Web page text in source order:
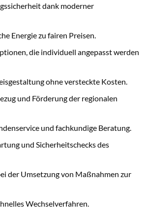
dank moderner
Energie zu fairen Preisen.
die individuell angepasst werden
ohne versteckte Kosten.
und Förderung der regionalen
und fachkundige Beratung.
und Sicherheitschecks des
der Umsetzung von Maßnahmen zur
Wechselverfahren.